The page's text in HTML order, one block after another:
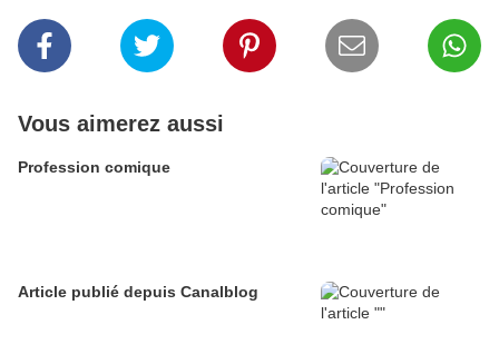
Vous aimerez aussi
Profession comique
Article publié depuis Canalblog